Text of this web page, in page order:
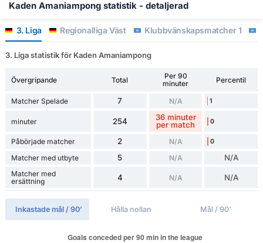
Kaden Amaniampong statistik - detaljerad
3. Liga Regionalliga Väst Klubbvänskapsmatcher 1
3. Liga statistik för Kaden Amaniampong
Övergripande Total
Per 90
minuter
Percentil
Matcher Spelade 7 N/A 1
minuter 254
36 minuter
per match
0
Påbörjade matcher 2 N/A 0
Matcher med utbyte 5 N/A N/A
Matcher med
ersättning
4 N/A N/A
Inkastade mål / 90' Hålla nollan Mål / 90'